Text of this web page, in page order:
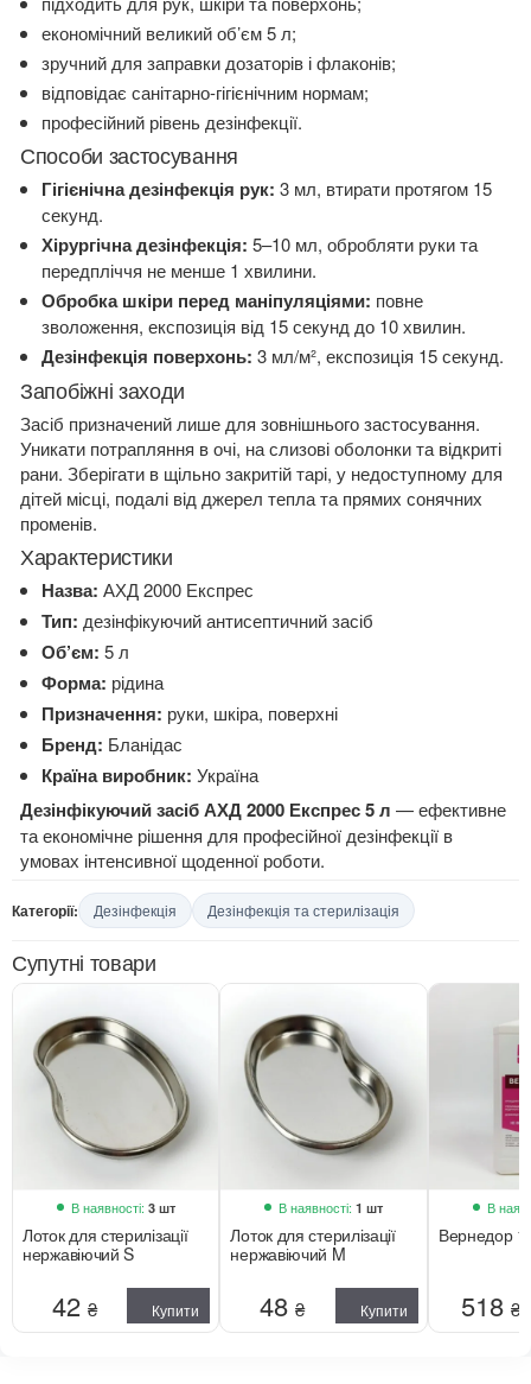
економічний великий об’єм 5 л;
зручний для заправки дозаторів і флаконів;
відповідає санітарно-гігієнічним нормам;
професійний рівень дезінфекції.
Способи застосування
Гігієнічна дезінфекція рук: 3 мл, втирати протягом 15
секунд.
Хірургічна дезінфекція: 5–10 мл, обробляти руки та
передпліччя не менше 1 хвилини.
Обробка шкіри перед маніпуляціями: повне
зволоження, експозиція від 15 секунд до 10 хвилин.
Дезінфекція поверхонь: 3 мл/м², експозиція 15 секунд.
Запобіжні заходи
Засіб призначений лише для зовнішнього застосування.
Уникати потрапляння в очі, на слизові оболонки та відкриті
рани. Зберігати в щільно закритій тарі, у недоступному для
дітей місці, подалі від джерел тепла та прямих сонячних
променів.
Характеристики
Назва: АХД 2000 Експрес
Тип: дезінфікуючий антисептичний засіб
Об’єм: 5 л
Форма: рідина
Призначення: руки, шкіра, поверхні
Бренд: Бланідас
Країна виробник: Україна
Дезінфікуючий засіб АХД 2000 Експрес 5 л — ефективне
та економічне рішення для професійної дезінфекції в
умовах інтенсивної щоденної роботи.
Категорії: Дезінфекція Дезінфекція та стерилізація
Супутні товари
В наявності: 3 шт
Лоток для стерилізації
нержавіючий S
42 ₴ Купити
В наявності: 1 шт
Лоток для стерилізації
нержавіючий M
48₴ Купити
В
Вернедор 1
518 ₴